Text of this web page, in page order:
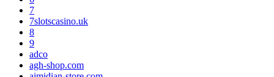
7
7slotscasino.uk
8
9
adco
agh-shop.com